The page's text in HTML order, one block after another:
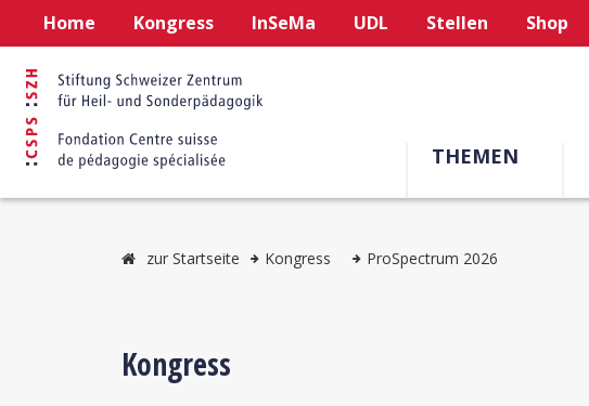
Home Kongress InSeMa UDL Stellen Shop
THEMEN
zur Startseite Kongress ProSpectrum 2026
Kongress